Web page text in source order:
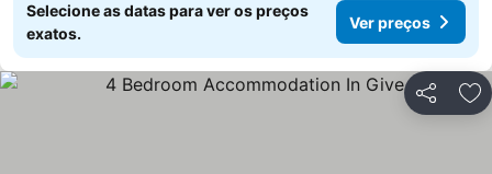
Selecione as datas para ver os preços
exatos.
Ver preços
Partilhar